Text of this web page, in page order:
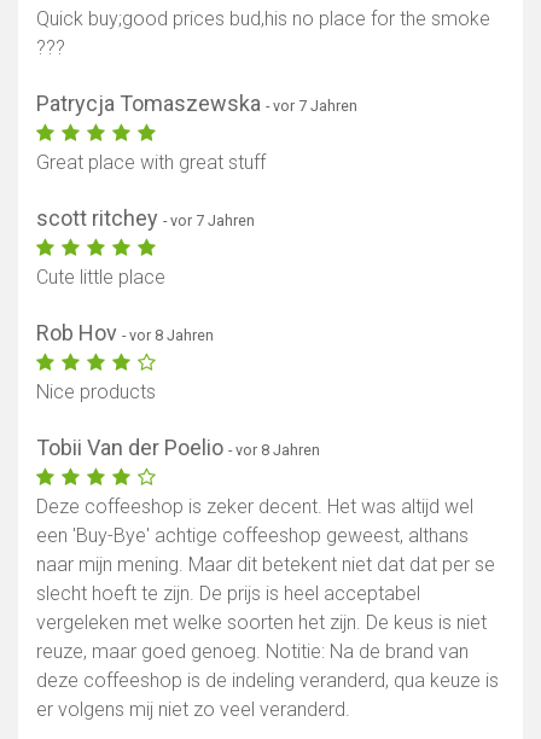
Quick buy;good prices bud,his no place for the smoke
???
Patrycja Tomaszewska - vor 7 Jahren
Great place with great stuff
scott ritchey - vor 7 Jahren
Cute little place
Rob Hov - vor 8 Jahren
Nice products
Tobii Van der Poelio - vor 8 Jahren
Deze coffeeshop is zeker decent. Het was altijd wel
een 'Buy-Bye' achtige coffeeshop geweest, althans
naar mijn mening. Maar dit betekent niet dat dat per se
slecht hoeft te zijn. De prijs is heel acceptabel
vergeleken met welke soorten het zijn. De keus is niet
reuze, maar goed genoeg. Notitie: Na de brand van
deze coffeeshop is de indeling veranderd, qua keuze is
er volgens mij niet zo veel veranderd.